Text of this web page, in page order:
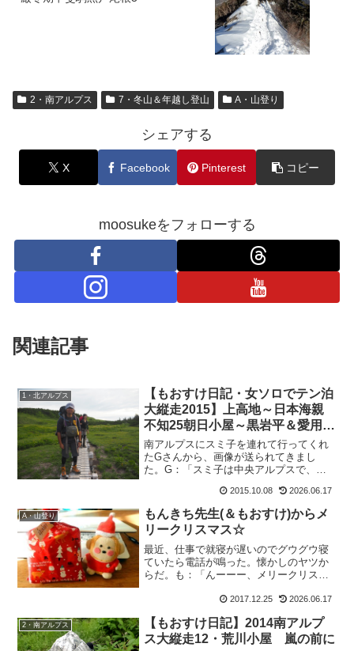
2・南アルプス 7・冬山＆年越し登山 A・山登り
シェアする
X Facebook Pinterest コピー
moosukeをフォローする
関連記事
1・北アルプス
【もおすけ日記・女ソロでテン泊
大縦走2015】上高地～日本海親
不知25朝日小屋～黒岩平＆愛用の
ゲイター
南アルプスにスミ子を連れて行ってくれ
たGさんから、画像が送られてきまし
た。G：「スミ子は中央アルプスで、元
子こげな所に。山頂だし恵比寿様だし
神々し過ぎ。いいわー、スミ子。もんき
ち先生程ではないけど（先生は...
2015.10.08 2026.06.17
A・山登り
もんきち先生(＆もおすけ)からメ
リークリスマス☆
最近、仕事で就寝が遅いのでグウグウ寝
ていたら電話が鳴った。懐かしのヤツか
らだ。も：「んーーー、メリークリスマ
て思いっきり寝起きの声じゃないです
ウ。朝からテンション高く、元...
2017.12.25 2026.06.17
2・南アルプス
【もおすけ日記】2014南アルプ
ス大縦走12・荒川小屋 嵐の前に